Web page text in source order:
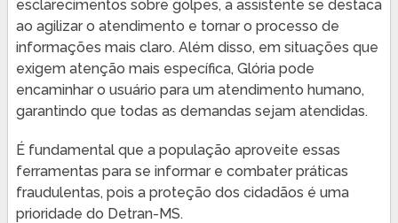
esclarecimentos sobre golpes, a assistente se destaca
ao agilizar o atendimento e tornar o processo de
informações mais claro. Além disso, em situações que
exigem atenção mais específica, Glória pode
encaminhar o usuário para um atendimento humano,
garantindo que todas as demandas sejam atendidas.
É fundamental que a população aproveite essas
ferramentas para se informar e combater práticas
fraudulentas, pois a proteção dos cidadãos é uma
prioridade do Detran-MS.